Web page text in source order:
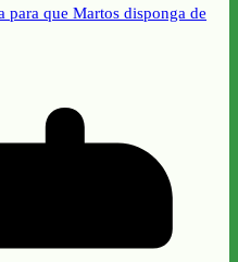
para que Martos disponga de